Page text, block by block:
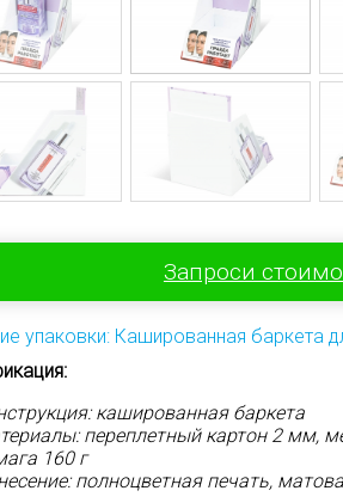
Запроси
упаковки: Кашированная баркета
кашированная баркета
переплетный картон 2 мм,
160 г
полноцветная печать,